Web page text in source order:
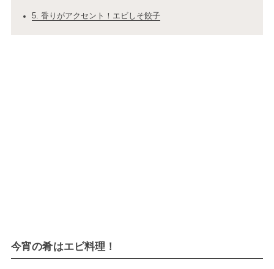
5. 香りがアクセント！エビしそ餃子
今宵の肴はエビ料理！